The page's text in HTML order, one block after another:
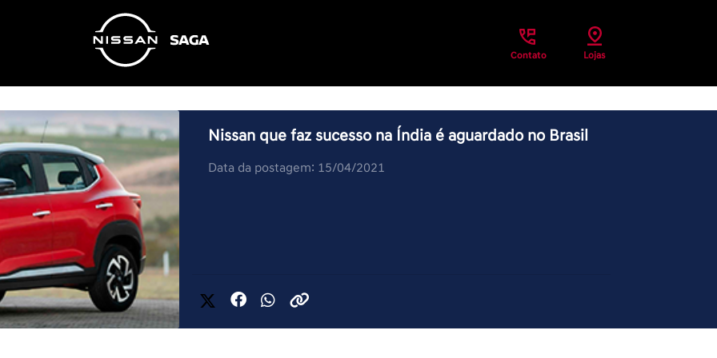
Contato Lojas
Nissan que faz sucesso na Índia é aguardado no Brasil
Data da postagem: 15/04/2021